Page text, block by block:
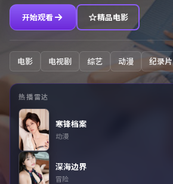
开始观看 精品电影
电影 电视剧 综艺 动漫 纪录片
热播雷达
寒锋档案
动漫
深海边界
冒险